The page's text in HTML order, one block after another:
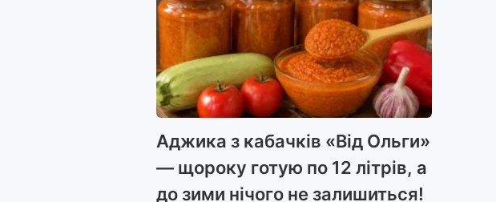
Аджика з кабачків «Від Ольги»
— щороку готую по 12 літрів, а
до зими нічого не залишиться!